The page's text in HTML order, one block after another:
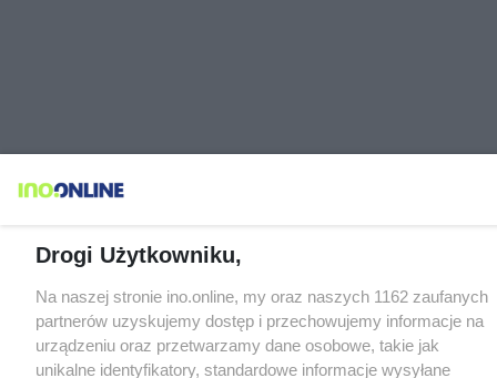
Drogi Użytkowniku,
Na naszej stronie ino.online, my oraz naszych 1162 zaufanych
partnerów uzyskujemy dostęp i przechowujemy informacje na
urządzeniu oraz przetwarzamy dane osobowe, takie jak
unikalne identyfikatory, standardowe informacje wysyłane